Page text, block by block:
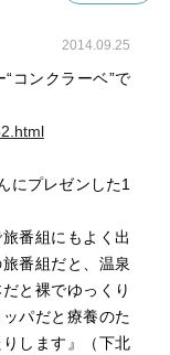
2014.09.25
コンクラーベ”で
にプレゼンした1
番組にもよく出
番組だと、温泉
と裸でゆっくり
パだと療養のた
します』（下北